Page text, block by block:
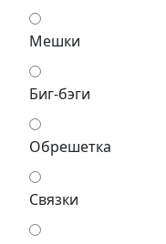
Мешки
Биг-бэги
Обрешетка
Связки